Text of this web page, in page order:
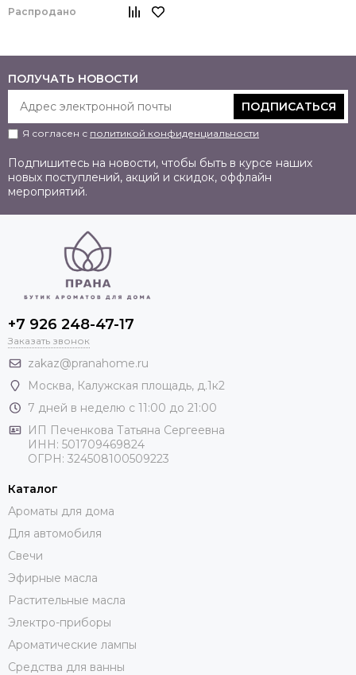
Распродано
ПОЛУЧАТЬ НОВОСТИ
ПОДПИСАТЬСЯ
Я согласен с политикой конфиденциальности
Подпишитесь на новости, чтобы быть в курсе наших
новых поступлений, акций и скидок, оффлайн
мероприятий.
+7 926 248-47-17
Заказать звонок
zakaz@pranahome.ru
Москва, Калужская площадь, д.1к2
7 дней в неделю с 11:00 до 21:00
ИП Печенкова Татьяна Сергеевна
ИНН: 501709469824
ОГРН: 324508100509223
Каталог
Ароматы для дома
Для автомобиля
Свечи
Эфирные масла
Растительные масла
Электро-приборы
Ароматические лампы
Средства для ванны